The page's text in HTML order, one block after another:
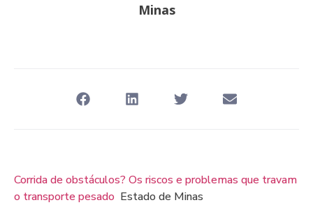
Minas
Corrida de obstáculos? Os riscos e problemas que travam
o transporte pesado Estado de Minas